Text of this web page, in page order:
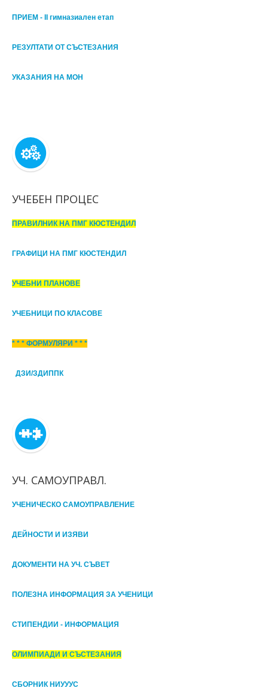
ПРИЕМ - II гимназиален етап
РЕЗУЛТАТИ ОТ СЪСТЕЗАНИЯ
УКАЗАНИЯ НА МОН
УЧЕБЕН ПРОЦЕС
ПРАВИЛНИК НА ПМГ КЮСТЕНДИЛ
ГРАФИЦИ НА ПМГ КЮСТЕНДИЛ
УЧЕБНИ ПЛАНОВЕ
УЧЕБНИЦИ ПО КЛАСОВЕ
* * * ФОРМУЛЯРИ * * *
ДЗИ/ЗДИППК
УЧ. САМОУПРАВЛ.
УЧЕНИЧЕСКО САМОУПРАВЛЕНИЕ
ДЕЙНОСТИ И ИЗЯВИ
ДОКУМЕНТИ НА УЧ. СЪВЕТ
ПОЛЕЗНА ИНФОРМАЦИЯ ЗА УЧЕНИЦИ
СТИПЕНДИИ - ИНФОРМАЦИЯ
ОЛИМПИАДИ И СЪСТЕЗАНИЯ
СБОРНИК НИУУУС